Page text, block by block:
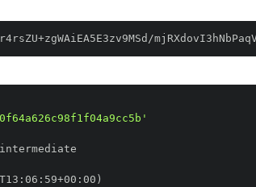
: 06 : 59+00 :